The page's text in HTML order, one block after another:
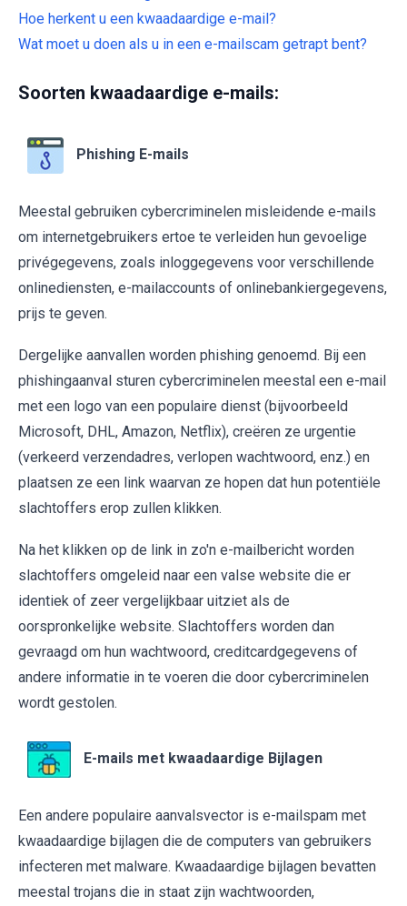
Hoe herkent u een kwaadaardige e-mail?
Wat moet u doen als u in een e-mailscam getrapt bent?
Soorten kwaadaardige e-mails:
Phishing E-mails
Meestal gebruiken cybercriminelen misleidende e-mails
om internetgebruikers ertoe te verleiden hun gevoelige
privégegevens, zoals inloggegevens voor verschillende
onlinediensten, e-mailaccounts of onlinebankiergegevens,
prijs te geven.
Dergelijke aanvallen worden phishing genoemd. Bij een
phishingaanval sturen cybercriminelen meestal een e-mail
met een logo van een populaire dienst (bijvoorbeeld
Microsoft, DHL, Amazon, Netflix), creëren ze urgentie
(verkeerd verzendadres, verlopen wachtwoord, enz.) en
plaatsen ze een link waarvan ze hopen dat hun potentiële
slachtoffers erop zullen klikken.
Na het klikken op de link in zo'n e-mailbericht worden
slachtoffers omgeleid naar een valse website die er
identiek of zeer vergelijkbaar uitziet als de
oorspronkelijke website. Slachtoffers worden dan
gevraagd om hun wachtwoord, creditcardgegevens of
andere informatie in te voeren die door cybercriminelen
wordt gestolen.
E-mails met kwaadaardige Bijlagen
Een andere populaire aanvalsvector is e-mailspam met
kwaadaardige bijlagen die de computers van gebruikers
infecteren met malware. Kwaadaardige bijlagen bevatten
meestal trojans die in staat zijn wachtwoorden,